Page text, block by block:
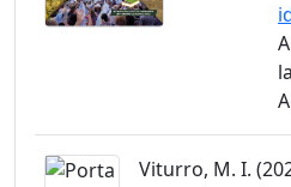
Viturro, M. I.